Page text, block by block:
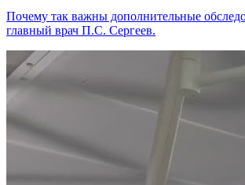
Почему так важны дополнительные
главный врач П.С. Сергеев.